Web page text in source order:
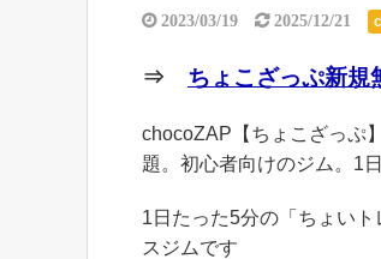
2023/03/19 2025/12/21
⇒ ちょこざっぷ新規
chocoZAP【ちょこざっぷ
題。初心者向けのジム。1
1日たった5分の「ちょい
スジムです